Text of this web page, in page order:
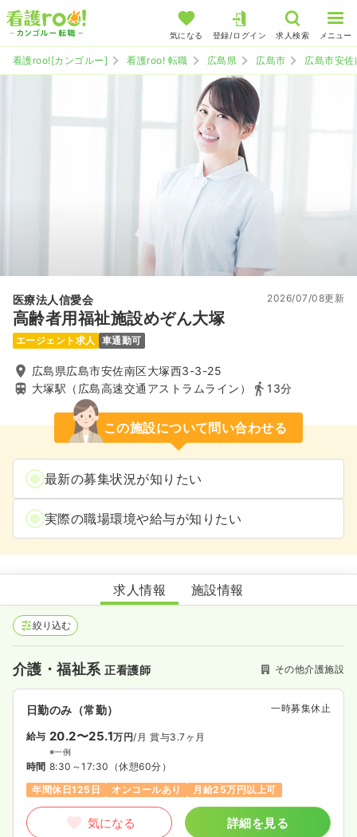
気になる 登録/ログイン 求人検索 メニュー
看護roo![カンゴルー] 看護roo! 転職 広島県 広島市 広島市安佐
医療法人信愛会
高齢者用福祉施設めぞん大塚
2026/07/08更新
エージェント求人 車通勤可
広島県広島市安佐南区大塚西3-3-25
大塚駅（広島高速交通アストラムライン）
13分
この施設について問い合わせる
最新の募集状況が知りたい
実際の職場環境や給与が知りたい
高齢者用福祉施設めぞん大塚
求人情報 施設情報
絞り込む
介護・福祉系正看護師 その他介護施設
日勤のみ（常勤） 一時募集休止
給与 20.2〜25.1万円/月 賞与3.7ヶ月
※一例
時間 8:30～17:30 （休憩60分）
年間休日125日
オンコールあり 月給25万円以上可
気になる 詳細を見る